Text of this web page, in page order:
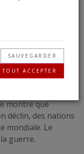
mondial
montre que
déclin, des nations
mondiale. Le
guerre.
SAUVEGARDER
TOUT ACCEPTER